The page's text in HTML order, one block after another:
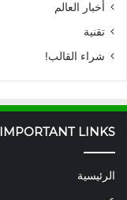
أخبار العالم
تقنية
شراء القالب!
IMPORTANT LINKS
الرئيسية